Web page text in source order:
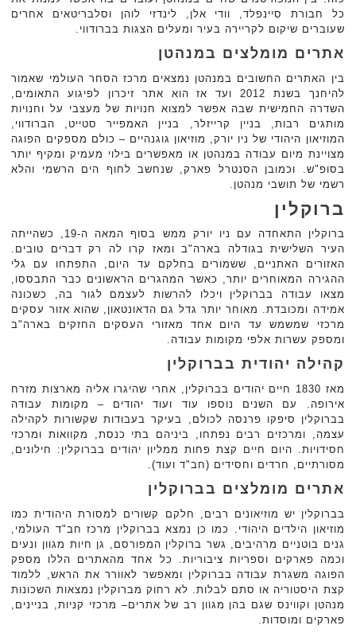
כל חבורת סיינפלד, וודי אלן, לינדזי לוהן וסלבריטאים אחרים
שעוברים שיקום לקריירה בעיר ומעלים הצגות בברודווי.
אתרים מומלצים במנהטן
בין האתרים החשובים במנהטן נמצאים מרכז הסחר העולמי שאמור
להיחנך בשנת 2012 ועד אז הוא אתר זיכרון לפיגוע התאומים,
השדרה החמישית שבה אפשר למצוא חנויות של מעצבי על וחנויות
מותגים רבות, בניין קרייזלר, בניין האמפייר סטייט, הברודווי,
המוזיאון היהודי של ניו יורק, מוזיאון גוגנהיים – כולם מספקים הפוגה
מצויינת מיום עבודה במנהטן או מאפשרים בילוי מעמיק ומקיף יותר
בסופ"ש. וכמובן הסנטרל פארק, שנחשב לחוף הים הרשמי והלא
רשמי של תושבי מנהטן.
ברוקלין
ברוקלין התאחדה עם ניו יורק ממש בסוף המאה ה-19, כשהייתה
העיר השלישית בגודלה בארה"ב ומאז קרו לה רק דברים טובים.
האזורים האתניים, ששמורים בחלקם עד היום, התפתחו עם גלי
ההגירה המאוחרים יותר, כאשר המהגרים הראשונים כבר התבססו,
מצאו עבודה בברוקלין ויכלו להרשות לעצמם לגור בה, כשכונה
אמידה ומכובדת. מאוחר יותר גדל גם הדאונטאון, שהוא אזור עסקים
מרכזי שמשמש עד היום אחד מאזורי העסקים החזקים בארה"ב
ומספק עשרות אלפי מקומות עבודה.
קהילה יהודית בברוקלין
מאז 1830 חיים יהודים בברוקלין, אחרי שהיגרו אליה מארצות מזרח
אירופה. עם השנים נוספו עוד ועוד יהודים – מקומות עבודה
בברוקלין סיפקו פרנסה לכולם, בעיקר בעבודות שקשורות לקהילה
עצמה, ומרכזים רבים נפתחו, ביניהם בתי כנסת, מקוואות ומרכזי
חסידויות. היום חיים קצת פחות ממליון יהודים בברוקלין: חילונים,
מסורתיים, חרדים וחסידים (חב"ד ועוד).
אתרים מומלצים בברוקלין
בברוקלין יש מוזיאונים רבים, חלקם קשורים למסורת היהודית כמו
מוזיאון הילדים היהודי. כמו כן נמצא בברוקלין מרכז חב"ד העולמי,
גנים בוטניים מרהיבים, גשר ברוקלין המפורסם, גן חיות מגוון ונעים
וכמה פארקים וספריות ציבוריות. כל אחד מהאתרים הללו מספק
הפוגה משגרת עבודה בברוקלין ומאפשר לאוורר את הראש, ללמוד
קצת היסטוריה או סתם לבלות. לא רחוק מברוקלין נמצאות השכונות
מנהטן וקווינס שגם בהן מגוון רב של אתרים– מרכזי קניות, בניינים,
פארקים ומוסדות.